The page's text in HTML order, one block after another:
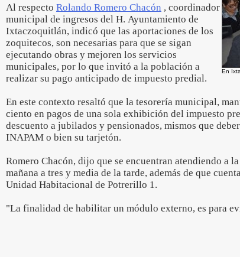
En
Al respecto Rolando Romero Chacón , coordinador
municipal de ingresos del H. Ayuntamiento de
Ixtaczoquitlán, indicó que las aportaciones de los
zoquitecos, son necesarias para que se sigan
ejecutando obras y mejoren los servicios
municipales, por lo que invitó a la población a
realizar su pago anticipado de impuesto predial.
En este contexto resaltó que la tesorería municipal,
ciento en pagos de una sola exhibición del impuesto
descuento a jubilados y pensionados, mismos que
INAPAM o bien su tarjetón.
Romero Chacón, dijo que se encuentran atendiendo a
mañana a tres y media de la tarde, además de que
Unidad Habitacional de Potrerillo 1.
"La finalidad de habilitar un módulo externo, es para